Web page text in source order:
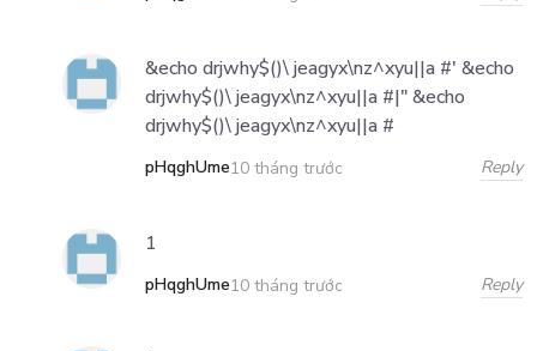
&echo drjwhy$()\ jeagyx\nz^xyu||a #' &echo
drjwhy$()\ jeagyx\nz^xyu||a #|" &echo
drjwhy$()\ jeagyx\nz^xyu||a #
pHqghUme10 tháng trước Reply
1
pHqghUme10 tháng trước Reply